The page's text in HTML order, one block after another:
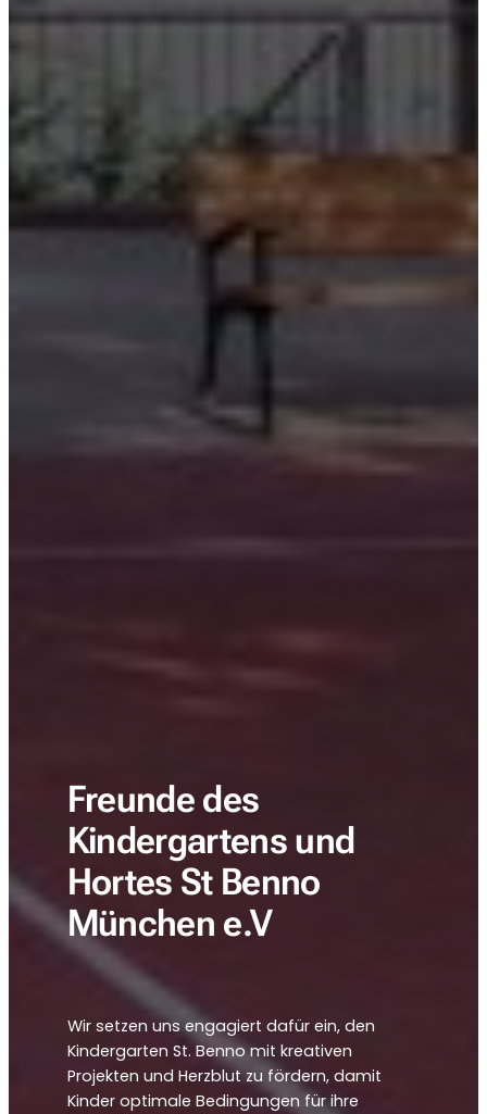
Freunde des
Kindergartens und
Hortes St Benno
München e.V
Wir setzen uns engagiert dafür ein, den
Kindergarten St. Benno mit kreativen
Projekten und Herzblut zu fördern, damit
Kinder optimale Bedingungen für ihre